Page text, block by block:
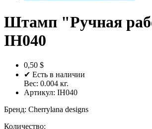
Штамп "Ручная
IH040
0,50 $
✔ Есть в наличии
Вес: 0.004 кг.
Артикул: IH040
Бренд: Cherrylana designs
Количество: